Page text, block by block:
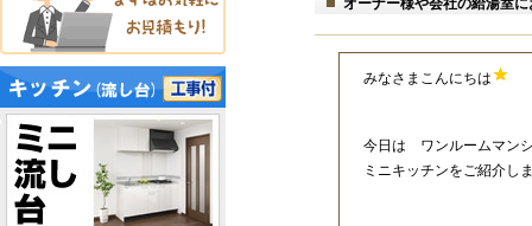
オーナー様や会社の給湯室
みなさまこんにちは
今日は ワンルームマン
ミニキッチンをご紹介し